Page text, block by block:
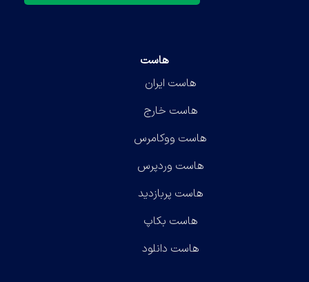
هاست
هاست ایران
هاست خارج
هاست ووکامرس
هاست وردپرس
هاست پربازدید
هاست بکاپ
هاست دانلود